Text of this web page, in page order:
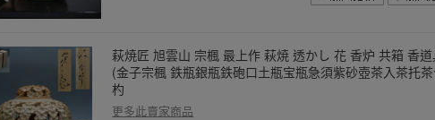
萩焼匠 旭雲山 宗楓 最上作 萩焼 透かし 花 香炉 共箱 香
(金子宗楓 鉄瓶銀瓶鉄砲口土瓶宝瓶急須紫砂壺茶入茶托
杓
更多此賣家商品